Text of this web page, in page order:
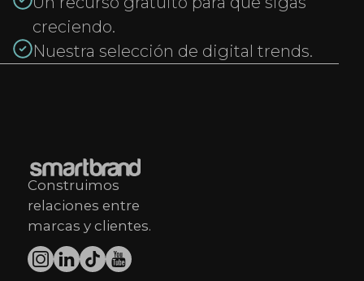
creciendo.
Nuestra selección de digital trends.
Construimos
relaciones entre
marcas y clientes.